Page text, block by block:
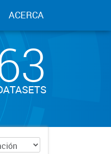
ACERCA